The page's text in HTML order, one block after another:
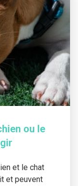
ou le
et le chat
et peuvent